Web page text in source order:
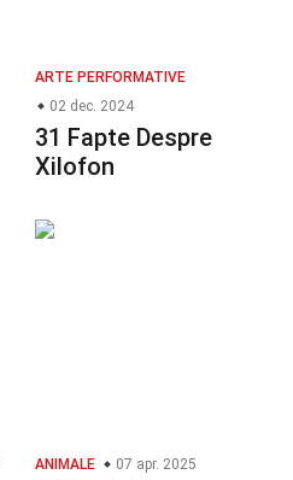
ARTE PERFORMATIVE
02 dec. 2024
31 Fapte Despre
Xilofon
ANIMALE 07 apr. 2025